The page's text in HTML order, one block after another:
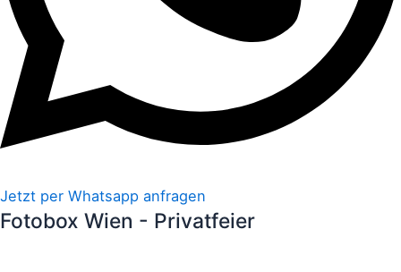
Jetzt per Whatsapp anfragen
Fotobox Wien - Privatfeier